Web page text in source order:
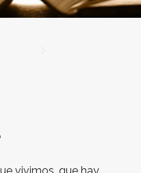
vivimos, que hay